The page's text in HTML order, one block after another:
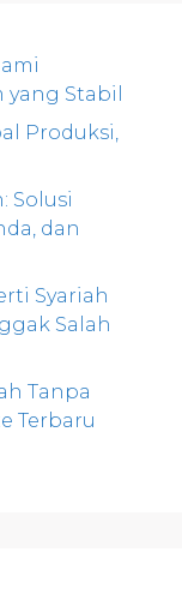
Stabil
Produksi,
Solusi
dan
Syariah
Salah
Tanpa
Terbaru